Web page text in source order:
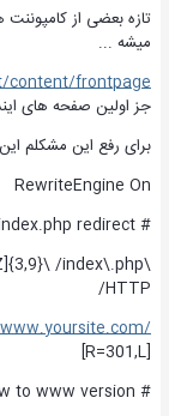
تازه بعضی از
میشه ...
content/frontpage
جز اولین صفحه های
برای رفع این مشکلم
RewriteEngine On
# index.php redirect
/index\.php\
HTTP/
[R=301,L]
# Redirect non-www to www version